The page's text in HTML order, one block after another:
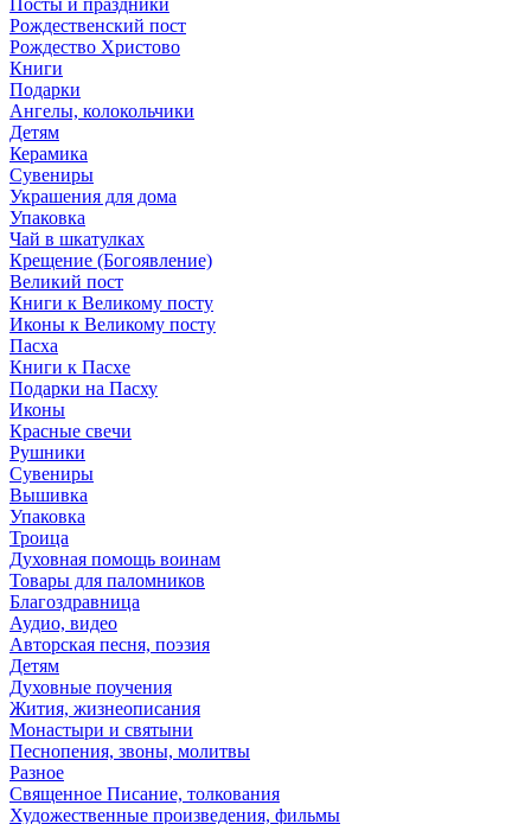
Посты и праздники
Рождественский пост
Рождество Христово
Книги
Подарки
Ангелы, колокольчики
Детям
Керамика
Сувениры
Украшения для дома
Упаковка
Чай в шкатулках
Крещение (Богоявление)
Великий пост
Книги к Великому посту
Иконы к Великому посту
Пасха
Книги к Пасхе
Подарки на Пасху
Иконы
Красные свечи
Рушники
Сувениры
Вышивка
Упаковка
Троица
Духовная помощь воинам
Товары для паломников
Благоздравница
Аудио, видео
Авторская песня, поэзия
Детям
Духовные поучения
Жития, жизнеописания
Монастыри и святыни
Песнопения, звоны, молитвы
Разное
Священное Писание, толкования
Художественные произведения, фильмы